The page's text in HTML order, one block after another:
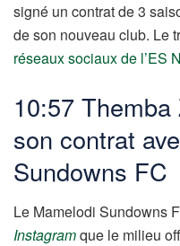
signé un contrat de 3
de son nouveau club. Le
réseaux sociaux de l’ES
10:57
son contrat
Sundowns FC
Le Mamelodi Sundowns
Instagramque le milieu